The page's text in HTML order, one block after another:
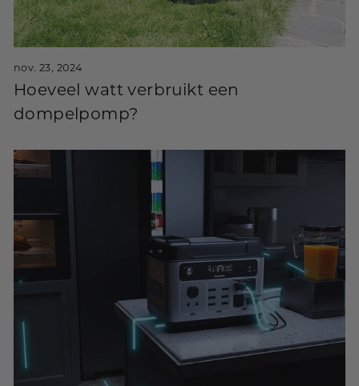
nov. 23, 2024
Hoeveel watt verbruikt een
dompelpomp?